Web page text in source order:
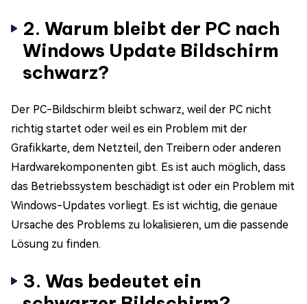
2. Warum bleibt der PC nach
Windows Update Bildschirm
schwarz?
Der PC-Bildschirm bleibt schwarz, weil der PC nicht
richtig startet oder weil es ein Problem mit der
Grafikkarte, dem Netzteil, den Treibern oder anderen
Hardwarekomponenten gibt. Es ist auch möglich, dass
das Betriebssystem beschädigt ist oder ein Problem mit
Windows-Updates vorliegt. Es ist wichtig, die genaue
Ursache des Problems zu lokalisieren, um die passende
Lösung zu finden.
3. Was bedeutet ein